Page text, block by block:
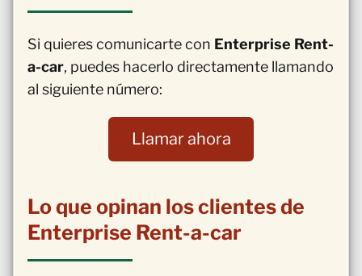
Si quieres comunicarte con Enterprise Rent-
a-car, puedes hacerlo directamente llamando
al siguiente número:
Llamar ahora
Lo que opinan los clientes de
Enterprise Rent-a-car